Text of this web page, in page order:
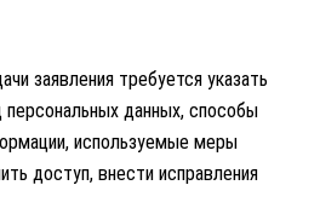
заявления требуется указать
персональных данных, способы
используемые меры
доступ, внести исправления